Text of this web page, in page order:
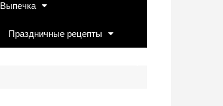
Выпечка
Праздничные рецепты